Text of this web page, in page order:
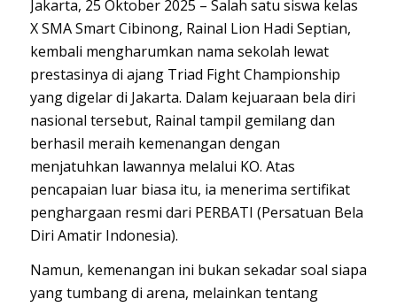
Jakarta, 25 Oktober 2025 – Salah satu siswa kelas
X SMA Smart Cibinong, Rainal Lion Hadi Septian,
kembali mengharumkan nama sekolah lewat
prestasinya di ajang Triad Fight Championship
yang digelar di Jakarta. Dalam kejuaraan bela diri
nasional tersebut, Rainal tampil gemilang dan
berhasil meraih kemenangan dengan
menjatuhkan lawannya melalui KO. Atas
pencapaian luar biasa itu, ia menerima sertifikat
penghargaan resmi dari PERBATI (Persatuan Bela
Diri Amatir Indonesia).
Namun, kemenangan ini bukan sekadar soal siapa
yang tumbang di arena, melainkan tentang